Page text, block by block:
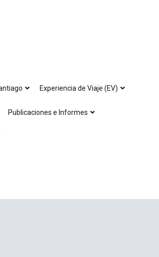
Experiencia de Viaje (EV)
Publicaciones e Informes